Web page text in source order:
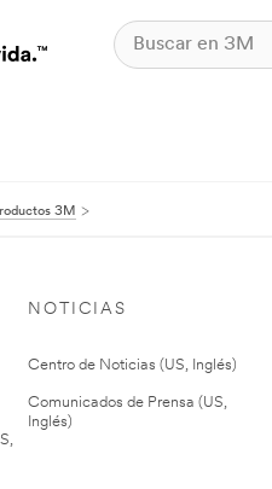
3M
NOTICIAS
Centro de Noticias (US, Inglés)
Comunicados de Prensa (US,
Inglés)